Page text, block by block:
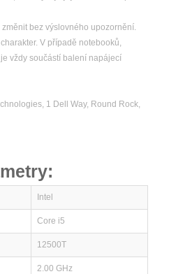
bez výslovného upozornění.
V případě notebooků,
vždy součástí balení napájecí
1 Dell Way, Round Rock,
Intel
Core i5
12500T
2.00 GHz